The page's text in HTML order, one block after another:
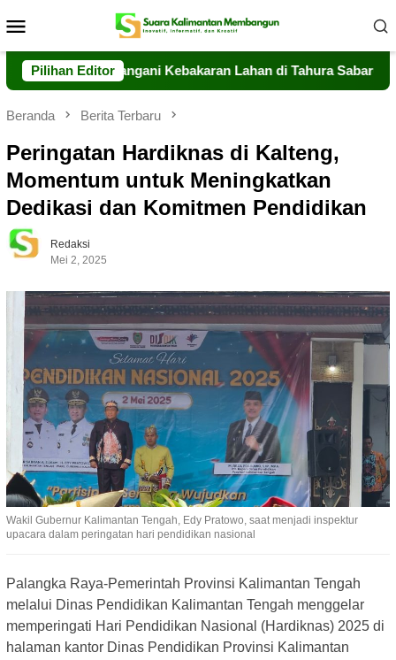
ke
Mobile
Pilihan Editor
Sigap Tangani Kebakaran Lahan di Tahura Sabaru
Beranda Berita Terbaru
Peringatan Hardiknas di Kalteng,
Momentum untuk Meningkatkan
Dedikasi dan Komitmen Pendidikan
Redaksi
Mei 2, 2025
Wakil Gubernur Kalimantan Tengah, Edy Pratowo, saat menjadi inspektur
upacara dalam peringatan hari pendidikan nasional
Palangka Raya-Pemerintah Provinsi Kalimantan Tengah
melalui Dinas Pendidikan Kalimantan Tengah menggelar
memperingati Hari Pendidikan Nasional (Hardiknas) 2025 di
halaman kantor Dinas Pendidikan Provinsi Kalimantan